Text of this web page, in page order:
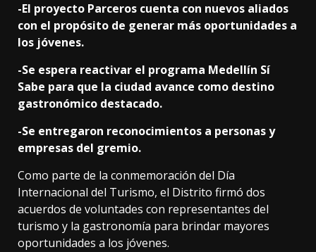
-El proyecto Parceros cuenta con nuevos aliados
con el propósito de generar más oportunidades a
los jóvenes.
-Se espera reactivar el programa Medellín Sí
Sabe para que la ciudad avance como destino
gastronómico destacado.
-Se entregaron reconocimientos a personas y
empresas del gremio.
Como parte de la conmemoración del Día
Internacional del Turismo, el Distrito firmó dos
acuerdos de voluntades con representantes del
turismo y la gastronomía para brindar mayores
oportunidades a los jóvenes.